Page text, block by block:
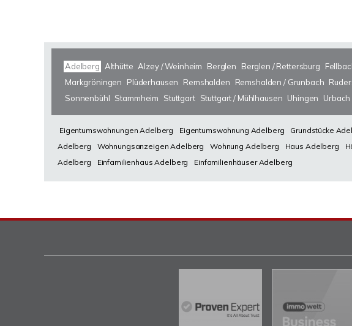
Adelberg Althütte Alzey / Weinheim Berglen Berglen / Rettersburg
Markgröningen
Plüderhausen Remshalden Remshalden / Grunbach
Sonnenbühl Stammheim Stuttgart Stuttgart / Mühlhausen Uhingen Urbach
Eigentumswohnungen Adelberg Eigentumswohnung Adelberg Grundstücke
Adelberg
Wohnungsanzeigen Adelberg Wohnung Adelberg Haus Adelberg
Adelberg
Einfamilienhaus Adelberg Einfamilienhäuser Adelberg